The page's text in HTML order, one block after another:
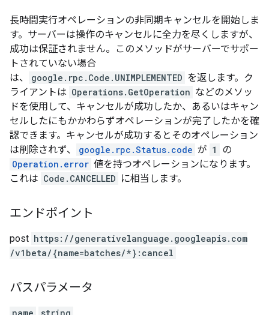
長時間実行オペレーションの非同期キャンセルを開始しま
す。サーバーは操作のキャンセルに全力を尽くしますが、
成功は保証されません。このメソッドがサーバーでサポー
トされていない場合
は、
google.rpc.Code.UNIMPLEMENTED を返します。ク
ライアントは Operations.GetOperation などのメソッ
ドを使用して、キャンセルが成功したか、あるいはキャン
セルしたにもかかわらずオペレーションが完了したかを確
認できます。キャンセルが成功するとそのオペレーション
は削除されず、
google.rpc.Status.code が 1
の
Operation.error 値を持つオペレーションになります。
これは Code.CANCELLED に相当します。
エンドポイント
post https: / /generativelanguage.googleapis.com
/v1beta/{name=batches/*}:cancel
パスパラメータ